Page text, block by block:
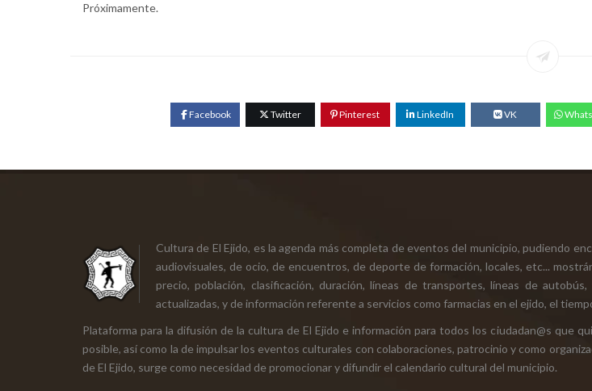
Próximamente.
Facebook Twitter Pinterest LinkedIn VK
Cultura de El Ejido, es la agenda más completa de eventos del municipio, pudiendo
audiovisuales, de ocio, de encuentros, de deporte de formación, locales, etc...
precio, población, clasificación, duración, líneas de transportes, líneas de
actualizadas, y de información referente a servicios como farmacias en el ejido, el
Plataforma para la difusión de la cultura de El Ejido e información para todos los ciudadan@s que
posible, así como la de impulsar los eventos culturales con colaboraciones, patrocinio y como
de El Ejido, surge como necesidad de promocionar y difundir el calendario cultural del municipio.